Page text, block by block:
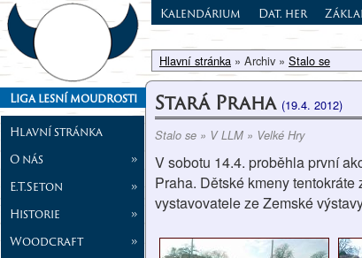
Liga lesní moudrosti
Hlavní stránka
O nás
»
E.T.Seton
»
Historie
»
Woodcraft
»
Kalendárium Dat. her
Hlavní stránka » Archiv » Stalo se
Stará Praha (19.4. 2012)
Stalo se » V LLM » Velké Hry
V sobotu 14.4. proběhla první
Praha. Dětské kmeny
vystavovatele ze Zemské